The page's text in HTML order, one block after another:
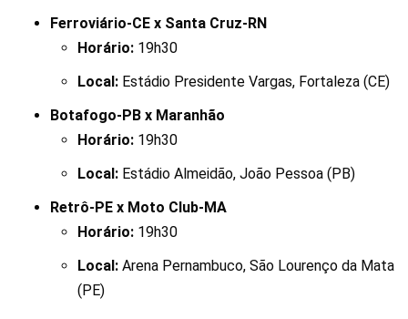
Ferroviário-CE x Santa Cruz-RN
Horário: 19h30
Local: Estádio Presidente Vargas, Fortaleza (CE)
Botafogo-PB x Maranhão
Horário: 19h30
Local: Estádio Almeidão, João Pessoa (PB)
Retrô-PE x Moto Club-MA
Horário: 19h30
Local: Arena Pernambuco, São Lourenço da Mata
(PE)